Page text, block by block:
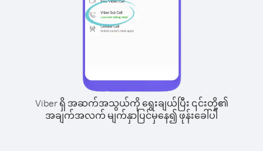
Viber ရှိ အဆက်အသွယ်ကို ရွေးချယ်ပြီး ၎င်းတို့၏
အချက်အလက် မျက်နှာပြင်မှနေ၍ ဖုန်းခေါ်ပါ